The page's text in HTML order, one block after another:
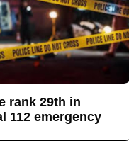
rank 29th in
112 emergency